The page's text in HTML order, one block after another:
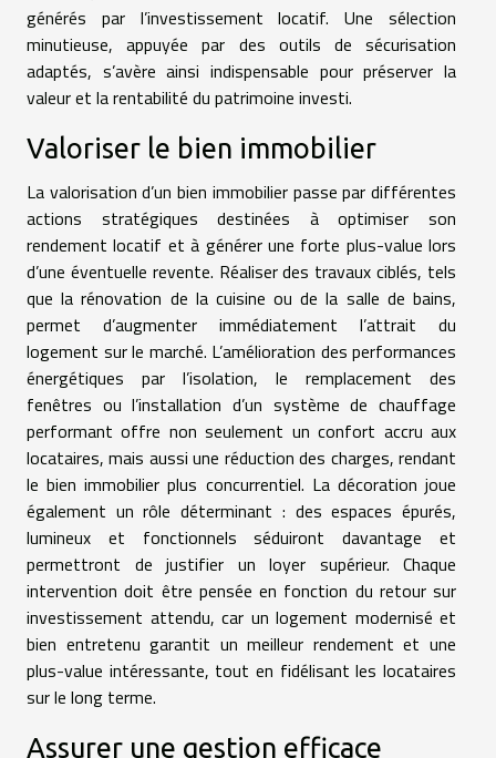
générés par l’investissement locatif. Une sélection
minutieuse, appuyée par des outils de sécurisation
adaptés, s’avère ainsi indispensable pour préserver la
valeur et la rentabilité du patrimoine investi.
Valoriser le bien immobilier
La valorisation d’un bien immobilier passe par différentes
actions stratégiques destinées à optimiser son
rendement locatif et à générer une forte plus-value lors
d’une éventuelle revente. Réaliser des travaux ciblés, tels
que la rénovation de la cuisine ou de la salle de bains,
permet d’augmenter immédiatement l’attrait du
logement sur le marché. L’amélioration des performances
énergétiques par l’isolation, le remplacement des
fenêtres ou l’installation d’un système de chauffage
performant offre non seulement un confort accru aux
locataires, mais aussi une réduction des charges, rendant
le bien immobilier plus concurrentiel. La décoration joue
également un rôle déterminant : des espaces épurés,
lumineux et fonctionnels séduiront davantage et
permettront de justifier un loyer supérieur. Chaque
intervention doit être pensée en fonction du retour sur
investissement attendu, car un logement modernisé et
bien entretenu garantit un meilleur rendement et une
plus-value intéressante, tout en fidélisant les locataires
sur le long terme.
Assurer une gestion efficace